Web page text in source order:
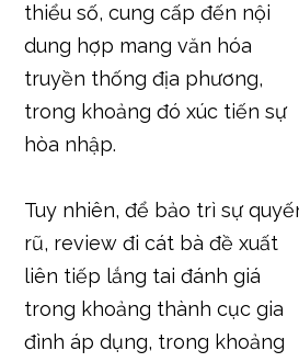
thiểu số, cung cấp đến nội
dung hợp mang văn hóa
truyền thống địa phương,
trong khoảng đó xúc tiến sự
hòa nhập.
Tuy nhiên, để bảo trì sự
rũ, review đi cát bà đề xuất
liên tiếp lắng tai đánh giá
trong khoảng thành cục gia
đình áp dụng, trong khoảng